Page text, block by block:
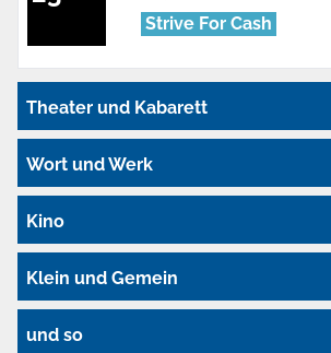
Strive For Cash
Theater und Kabarett
Wort und Werk
Kino
Klein und Gemein
und so